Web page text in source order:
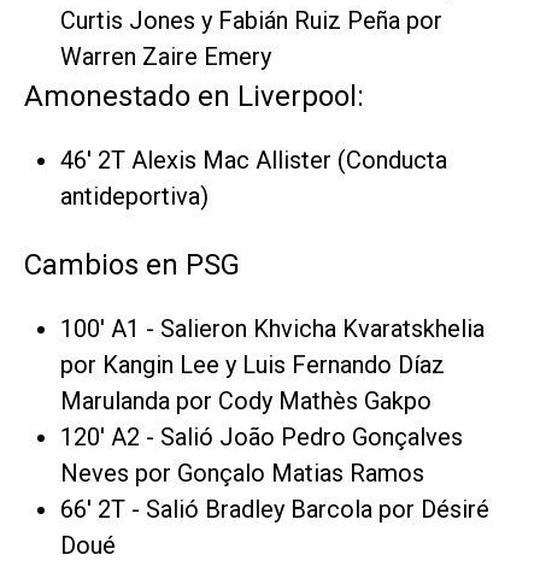
Curtis Jones y Fabián Ruiz Peña por
Warren Zaire Emery
Amonestado en Liverpool:
46' 2T Alexis Mac Allister (Conducta
antideportiva)
Cambios en PSG
100' A1 - Salieron Khvicha Kvaratskhelia
por Kangin Lee y Luis Fernando Díaz
Marulanda por Cody Mathès Gakpo
120' A2 - Salió João Pedro Gonçalves
Neves por Gonçalo Matias Ramos
66' 2T - Salió Bradley Barcola por Désiré
Doué